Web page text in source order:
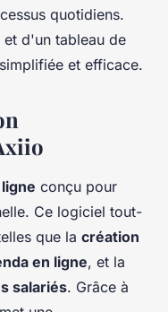
quotidiens.
d'un tableau de
et efficace.
conçu pour
Ce logiciel tout-
que la création
en ligne, et la
salariés. Grâce à